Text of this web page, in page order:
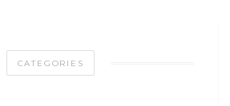
CATEGORIES